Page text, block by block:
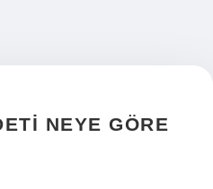
NEYE GÖRE